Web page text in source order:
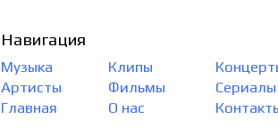
Навигация
Музыка Клипы
Артисты
Фильмы
Сериалы
Главная
О нас